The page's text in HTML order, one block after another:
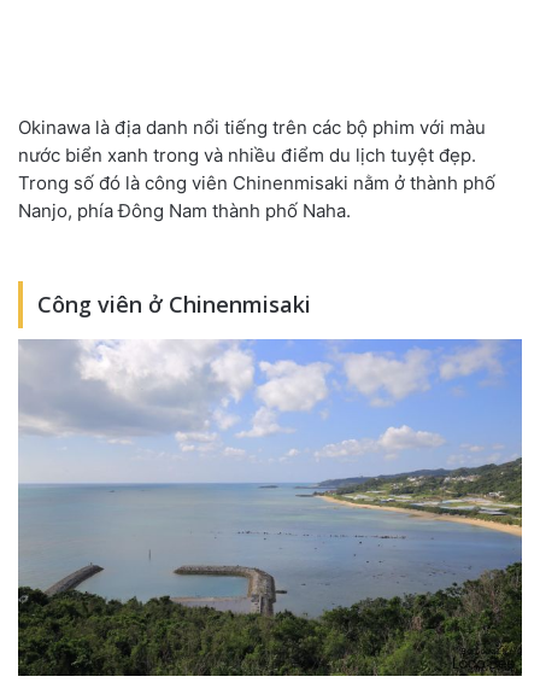
Okinawa là địa danh nổi tiếng trên các bộ phim với màu
nước biển xanh trong và nhiều điểm du lịch tuyệt đẹp.
Trong số đó là công viên Chinenmisaki nằm ở thành phố
Nanjo, phía Đông Nam thành phố Naha.
Công viên ở Chinenmisaki